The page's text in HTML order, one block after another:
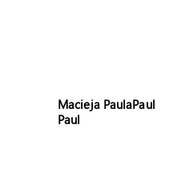
Macieja PaulaPaul
Paul